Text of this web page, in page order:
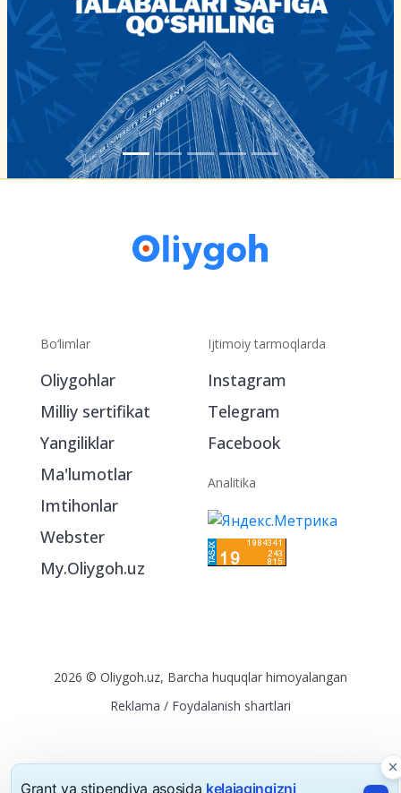
Bo‘limlar
Oliygohlar
Milliy sertifikat
Yangiliklar
Ma'lumotlar
Imtihonlar
Webster
My.Oliygoh.uz
Ijtimoiy tarmoqlarda
Instagram
Telegram
Facebook
Analitika
2026 © Oliygoh.uz, Barcha huquqlar himoyalangan
Reklama / Foydalanish shartlari
Grant va stipendiya asosida kelajagingizni